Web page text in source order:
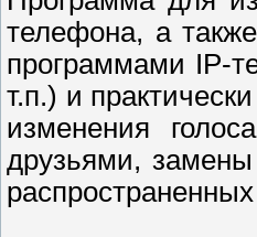
телефона, а
программами IP-
т.п.) и
изменения
друзьями,